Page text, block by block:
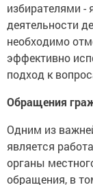
избирателями
деятельности
необходимо
эффективно
подход к
Обращения
Одним из
является
органы
обращения, в